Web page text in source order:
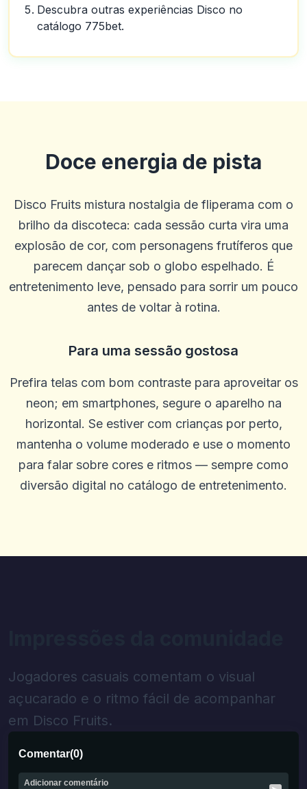
Descubra outras experiências Disco no
catálogo 775bet.
Doce energia de pista
Disco Fruits mistura nostalgia de fliperama com o
brilho da discoteca: cada sessão curta vira uma
explosão de cor, com personagens frutíferos que
parecem dançar sob o globo espelhado. É
entretenimento leve, pensado para sorrir um pouco
antes de voltar à rotina.
Para uma sessão gostosa
Prefira telas com bom contraste para aproveitar os
neon; em smartphones, segure o aparelho na
horizontal. Se estiver com crianças por perto,
mantenha o volume moderado e use o momento
para falar sobre cores e ritmos — sempre como
diversão digital no catálogo de entretenimento.
Jogadores casuais comentam o visual
açucarado e o ritmo fácil de acompanhar
em Disco Fruits.
Comentar(0)